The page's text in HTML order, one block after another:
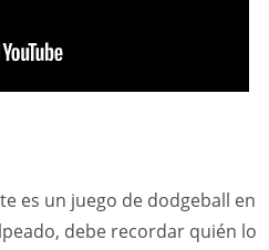
es un juego de dodgeball en
debe recordar quién lo